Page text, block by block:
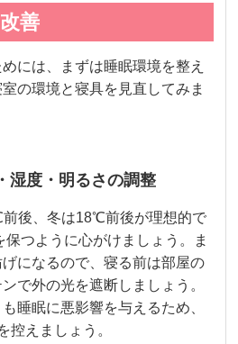
善
には、まずは睡眠環境を整え
の環境と寝具を見直してみま
湿度・明るさの調整
後、冬は18℃前後が理想的で
つように心がけましょう。ま
になるので、寝る前は部屋の
で外の光を遮断しましょう。
睡眠に悪影響を与えるため、
控えましょう。